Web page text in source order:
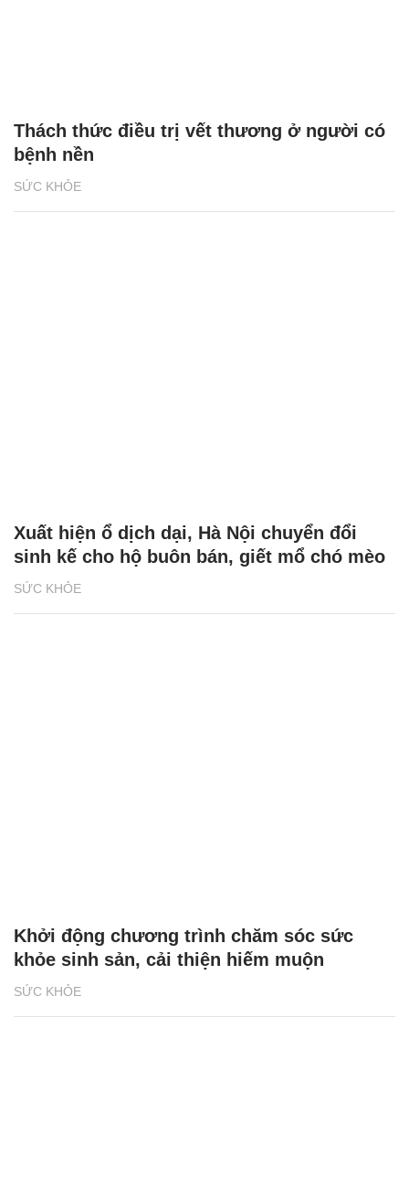
SỨC KHỎE
Thách thức điều trị vết thương ở người có
bệnh nền
SỨC KHỎE
Xuất hiện ổ dịch dại, Hà Nội chuyển đổi
sinh kế cho hộ buôn bán, giết mổ chó mèo
SỨC KHỎE
Khởi động chương trình chăm sóc sức
khỏe sinh sản, cải thiện hiếm muộn